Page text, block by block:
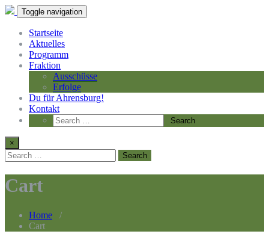
Toggle navigation
Startseite
Aktuelles
Programm
Fraktion
Ausschüsse
Erfolge
Du für Ahrensburg!
Kontakt
×
Cart
Home /
Cart